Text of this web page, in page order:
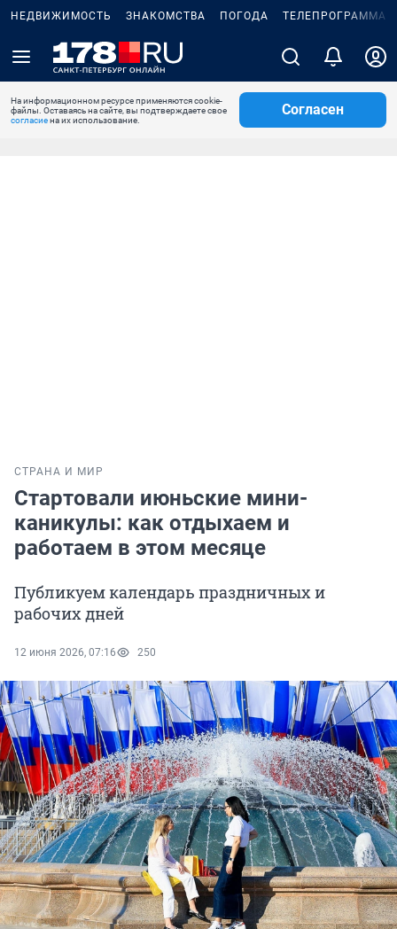
НЕДВИЖИМОСТЬ ЗНАКОМСТВА ПОГОДА ТЕЛЕПРОГРАММА
На информационном ресурсе применяются cookie-
файлы. Оставаясь на сайте, вы подтверждаете свое
согласиена их использование.
Согласен
СТРАНА И МИР
Стартовали июньские мини-
каникулы: как отдыхаем и
работаем в этом месяце
Публикуем календарь праздничных и
рабочих дней
12 июня 2026, 07:16 250